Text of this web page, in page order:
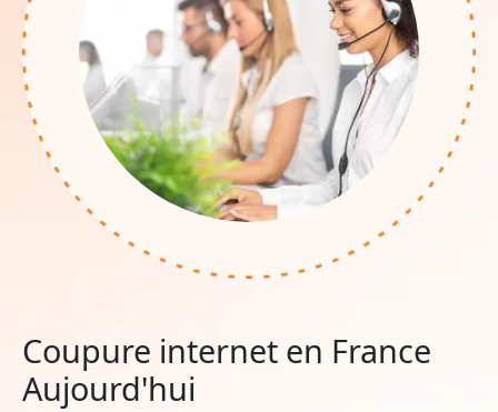
Coupure internet en France
Aujourd'hui